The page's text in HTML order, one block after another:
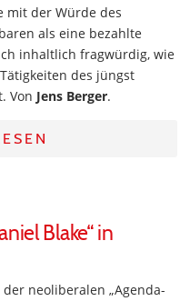
mit der Würde des
als eine bezahlte
inhaltlich fragwürdig, wie
des jüngst
Von Jens Berger.
Blake“ in
neoliberalen „Agenda-